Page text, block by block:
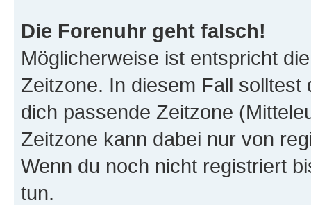
Die Forenuhr geht falsch!
Möglicherweise ist entspricht
Zeitzone. In diesem Fall solltest
dich passende Zeitzone
Zeitzone kann dabei nur von
Wenn du noch nicht registriert
tun.